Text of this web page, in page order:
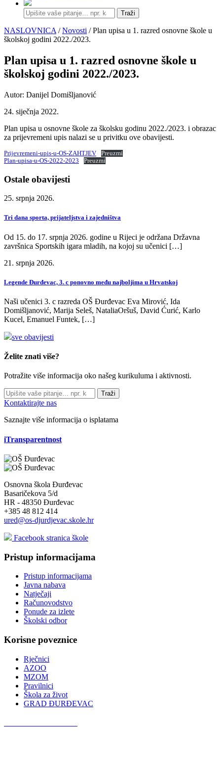
Traži
NASLOVNICA /Novosti / Plan upisa u 1. razred osnovne škole u
školskoj godini 2022./2023.
Plan upisa u 1. razred osnovne škole u
školskoj godini 2022./2023.
Autor: Danijel Domišljanović
24. siječnja 2022.
Plan upisa u osnovne škole za školsku godinu 2022./2023. i obrazac
za prijevremeni upis nalazi se u privitku ove obavijesti.
Prijevremeni-upis-u-OS-ZAHTJEV
Preuzmi
Plan-upisa-u-OS-2022-2023
Preuzmi
Ostale obavijesti
25. srpnja 2026.
Tri dana sporta, prijateljstva i zajedništva
Od 15. do 17. srpnja 2026. godine u Rijeci je održana Državna
završnica Sportskih igara mladih, na kojoj su učenici […]
21. srpnja 2026.
Legende Đurđevac, 3. c ponovno među najboljima u Hrvatskoj
Naši učenici 3. c razreda OŠ Đurđevac Eva Mirović, Ida
Domišljanović, Marija Seleš, NataliaOršuš, David Ćurić, Karlo
Kucel, Emanuel Funtek, […]
sve obavijesti
Želite znati više?
Potražite više informacija oko našeg kurikuluma i aktivnosti.
Traži
Kontaktirajte nas
Saznajte više informacija o isplatama
iTransparentnost
Osnovna škola Đurđevac
Basaričekova 5/d
HR - 48350 Đurđevac
+385 48 812 414
ured@os-djurdjevac.skole.hr
Facebook stranica škole
Pristup informacijama
Pristup informacijama
Javna nabava
Natječaji
Računovodstvo
Ponude za izlete
Školski odbor
Korisne poveznice
Rječnici
AZOO
MZOM
Pravilnici
Škola za život
GRAD ĐURĐEVAC